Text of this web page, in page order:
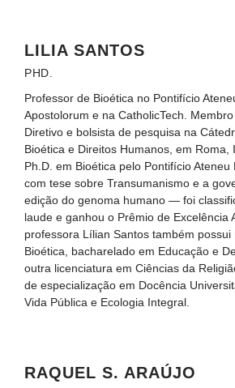
LILIA SANTOS
PHD.
Professor de Bioética no Pontifício
Apostolorum e na CatholicTech.
Diretivo e bolsista de pesquisa na
Bioética e Direitos Humanos, em Roma,
Ph.D. em Bioética pelo Pontifício Ateneu
com tese sobre Transumanismo e a
edição do genoma humano — foi
laude e ganhou o Prêmio de Excelência
professora Lílian Santos também possui
Bioética, bacharelado em Educação e
outra licenciatura em Ciências da
de especialização em Docência
Vida Pública e Ecologia Integral.
RAQUEL S. ARAÚJO